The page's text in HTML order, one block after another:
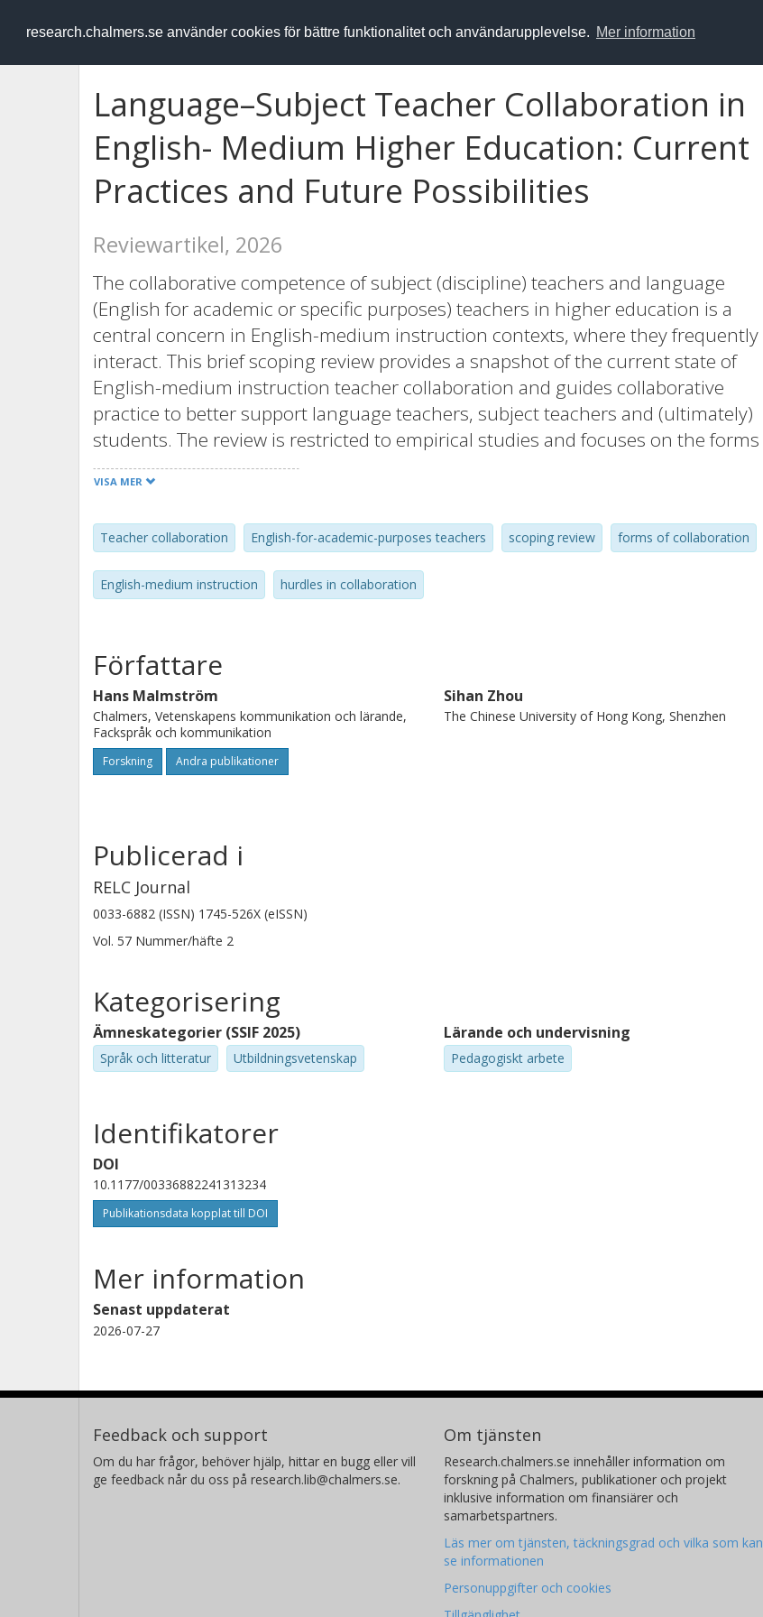
research.chalmers.se använder cookies för bättre funktionalitet och användarupplevelse. Mer information
RESEARCH.chalmers.se
Language–Subject Teacher Collaboration in
English- Medium Higher Education: Current
Practices and Future Possibilities
Reviewartikel, 2026
The collaborative competence of subject (discipline) teachers and language
(English for academic or specific purposes) teachers in higher education is a
central concern in English-medium instruction contexts, where they frequently
interact. This brief scoping review provides a snapshot of the current state of
English-medium instruction teacher collaboration and guides collaborative
practice to better support language teachers, subject teachers and (ultimately)
students. The review is restricted to empirical studies and focuses on the forms
of teacher collaboration, barriers to collaboration, and strategies to overcome
these challenges. Teacher collaborations occur at institutional, departmental
and individual levels, and, at each level, some obstacles limit the effectiveness
and sustainability of collaborations. Proposed solutions range from individual
initiatives to systematic institutional support. Based on these findings, the
paper concludes with practical recommendations to enhance future
VISA MER
Teacher collaboration English-for-academic-purposes teachers scoping review forms of collaboration
English-medium instruction hurdles in collaboration
Författare
Hans Malmström
Chalmers, Vetenskapens kommunikation och lärande,
Fackspråk och kommunikation
Forskning Andra publikationer
Sihan Zhou
The Chinese University of Hong Kong, Shenzhen
Publicerad i
RELC Journal
0033-6882 (ISSN) 1745-526X (eISSN)
Vol. 57 Nummer/häfte 2
Kategorisering
Ämneskategorier (SSIF 2025)
Språk och litteratur Utbildningsvetenskap
Lärande och undervisning
Pedagogiskt arbete
Identifikatorer
DOI
10.1177/00336882241313234
Publikationsdata kopplat till DOI
Mer information
Senast uppdaterat
2026-07-27
Feedback och support
Om du har frågor, behöver hjälp, hittar en bugg eller vill
ge feedback når du oss på research.lib@chalmers.se.
Om tjänsten
Research.chalmers.se innehåller information om
forskning på Chalmers, publikationer och projekt
inklusive information om finansiärer och
samarbetspartners.
Läs mer om tjänsten, täckningsgrad och vilka som kan
se informationen
Personuppgifter och cookies